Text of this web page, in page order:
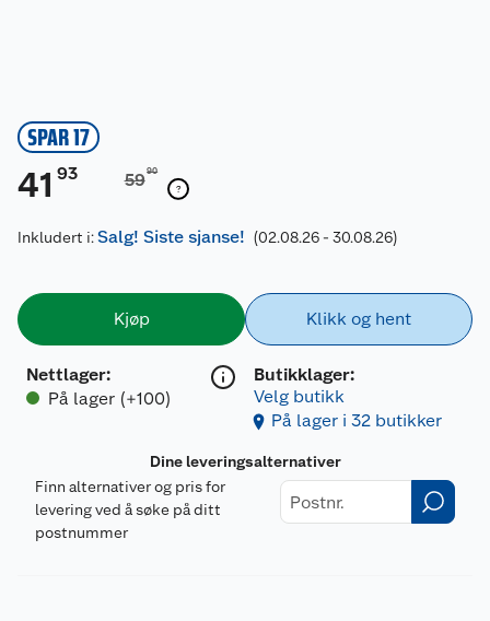
SPAR 17
41 93 5990
Inkludert i:Salg! Siste sjanse! (02.08.26 - 30.08.26)
Kjøp
Nettlager:
På lager (+100)
Klikk og hent
Butikklager:
Velg butikk
På lager i 32 butikker
Dine leveringsalternativer
Finn alternativer og pris for
levering ved å søke på ditt
postnummer